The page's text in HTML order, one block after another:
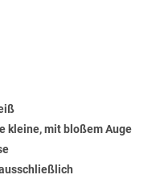
kleine, mit bloßem Auge